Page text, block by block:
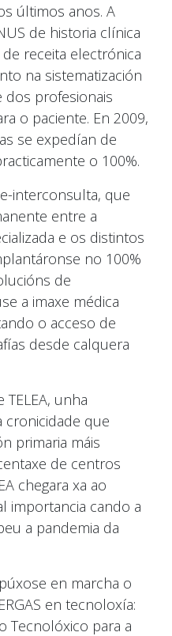
últimos anos. A
de historia clínica
receita electrónica
na sistematización
profesionais
o paciente. En 2009,
se expedían de
o 100%.
interconsulta, que
entre a
e os distintos
no 100%
de
a imaxe médica
o acceso de
desde calquera
unha
cronicidade que
primaria máis
de centros
chegara xa ao
importancia cando a
a pandemia da
en marcha o
en tecnoloxía:
Tecnolóxico para a